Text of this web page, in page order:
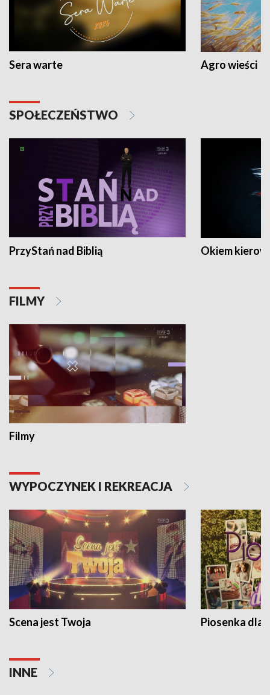
Sera warte Agro wieści
SPOŁECZEŃSTWO
PrzyStań nad Biblią Okiem
FILMY
Filmy
WYPOCZYNEK I REKREACJA
Scena jest Twoja Piosenka dla
INNE